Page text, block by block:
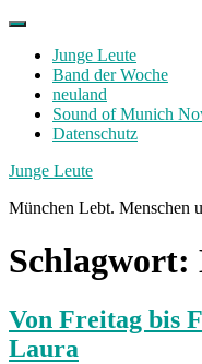
Skip
contentJunge Leute
Band der Woche
neuland
Sound of Munich
Datenschutz
Facebook
Twitter
Instagram
Junge Leute
München Lebt. Menschen
Schlagwort:
Von Freitag bis
Laura